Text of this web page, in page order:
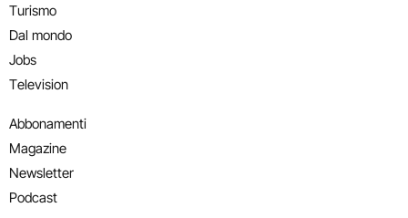
Turismo
Dal mondo
Jobs
Television
Abbonamenti
Magazine
Newsletter
Podcast